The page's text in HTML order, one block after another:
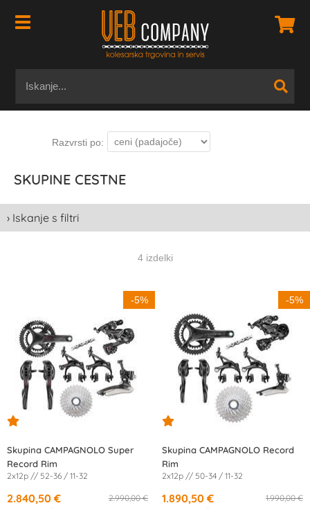
SKUPINE CESTNE
› Iskanje s filtri
4 izdelki
-5%
Skupina CAMPAGNOLO Super
Record Rim
2x12p // 52-36 / 11-32
2.990,00 €
2.840,50 €
/mesec
-5%
Skupina CAMPAGNOLO Record
Rim
2x12p // 50-34 / 11-32
1.990,00 €
1.890,50 €
/mesec